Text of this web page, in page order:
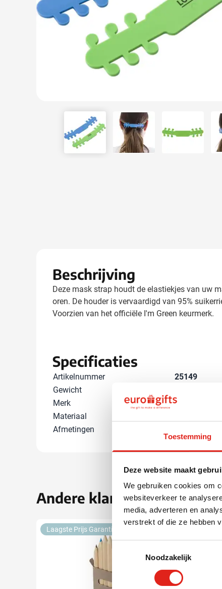
Toestemming
Deze website maakt
We gebruiken cookies om
websiteverkeer te
media, adverteren en
verstrekt of die ze hebben
Noodzakelijk
Toon submenu
Acties & specials
Toon submenu
View larger imageView larger imageView
Beschrijving
Deze mask strap houdt de elastiekjes van uw
oren. De houder is vervaardigd van 95%
Voorzien van het officiële I'm Green keurmerk.
Specificaties
Artikelnummer
25149
Gewicht
Merk
IMPRESSION
Materiaal
Afmetingen
Andere klanten kozen ook
Laagste Prijs Garantie